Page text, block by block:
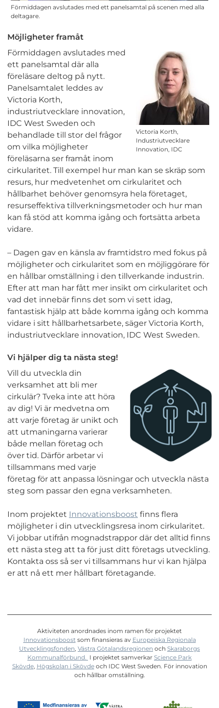
Förmiddagen avslutades med ett panelsamtal på scenen med alla
deltagare.
Möjligheter framåt
Victoria Korth,
Industriutvecklare
Innovation, IDC
Förmiddagen avslutades med
ett panelsamtal där alla
föreläsare deltog på nytt.
Panelsamtalet leddes av
Victoria Korth,
industriutvecklare innovation,
IDC West Sweden och
behandlade till stor del frågor
om vilka möjligheter
föreläsarna ser framåt inom
cirkularitet. Till exempel hur man kan se skräp som
resurs, hur medvetenhet om cirkularitet och
hållbarhet behöver genomsyra hela företaget,
resurseffektiva tillverkningsmetoder och hur man
kan få stöd att komma igång och fortsätta arbeta
vidare.
– Dagen gav en känsla av framtidstro med fokus på
möjligheter och cirkularitet som en möjliggörare för
en hållbar omställning i den tillverkande industrin.
Efter att man har fått mer insikt om cirkularitet och
vad det innebär finns det som vi sett idag,
fantastisk hjälp att både komma igång och komma
vidare i sitt hållbarhetsarbete, säger Victoria Korth,
industriutvecklare innovation, IDC West Sweden.
Vi hjälper dig ta nästa steg!
Vill du utveckla din
verksamhet att bli mer
cirkulär? Tveka inte att höra
av dig! Vi är medvetna om
att varje företag är unikt och
att utmaningarna varierar
både mellan företag och
över tid. Därför arbetar vi
tillsammans med varje
företag för att anpassa lösningar och utveckla nästa
steg som passar den egna verksamheten.
Inom projektet Innovationsboost finns flera
möjligheter i din utvecklingsresa inom cirkularitet.
Vi jobbar utifrån mognadstrappor där det alltid finns
ett nästa steg att ta för just ditt företags utveckling.
Kontakta oss så ser vi tillsammans hur vi kan hjälpa
er att nå ett mer hållbart företagande.
Aktiviteten anordnades inom ramen för projektet
Innovationsboost som finansieras av Europeiska Regionala
Utvecklingsfonden, Västra Götalandsregionen och Skaraborgs
Kommunalförbund.
I projektet samverkar Science Park
Skövde, Högskolan i Skövdeoch IDC West Sweden. För innovation
och hållbar omställning.